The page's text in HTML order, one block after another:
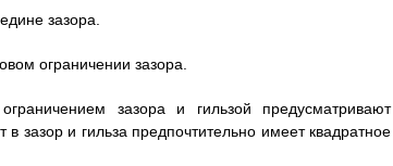
зазора.
ограничении зазора.
зазора и гильзой предусматривают
зазор и гильза предпочтительно имеет квадратное